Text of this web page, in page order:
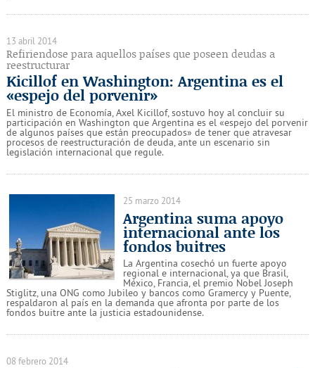
13 abril 2014
Refiriendose para aquellos países que poseen deudas a
reestructurar
Kicillof en Washington: Argentina es el
«espejo del porvenir»
El ministro de Economía, Axel Kicillof, sostuvo hoy al concluir su
participación en Washington que Argentina es el «espejo del porvenir
de algunos países que están preocupados» de tener que atravesar
procesos de reestructuración de deuda, ante un escenario sin
legislación internacional que regule.
25 marzo 2014
Argentina suma apoyo
internacional ante los
fondos buitres
La Argentina cosechó un fuerte apoyo
regional e internacional, ya que Brasil,
México, Francia, el premio Nobel Joseph
Stiglitz, una ONG como Jubileo y bancos como Gramercy y Puente,
respaldaron al país en la demanda que afronta por parte de los
fondos buitre ante la justicia estadounidense.
08 febrero 2014